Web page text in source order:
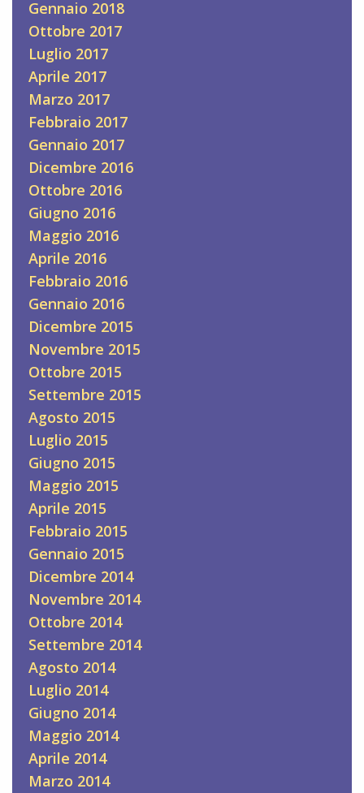
Gennaio 2018
Ottobre 2017
Luglio 2017
Aprile 2017
Marzo 2017
Febbraio 2017
Gennaio 2017
Dicembre 2016
Ottobre 2016
Giugno 2016
Maggio 2016
Aprile 2016
Febbraio 2016
Gennaio 2016
Dicembre 2015
Novembre 2015
Ottobre 2015
Settembre 2015
Agosto 2015
Luglio 2015
Giugno 2015
Maggio 2015
Aprile 2015
Febbraio 2015
Gennaio 2015
Dicembre 2014
Novembre 2014
Ottobre 2014
Settembre 2014
Agosto 2014
Luglio 2014
Giugno 2014
Maggio 2014
Aprile 2014
Marzo 2014